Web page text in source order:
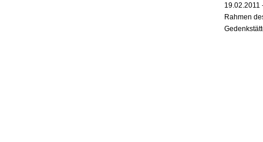
19.02.2011
Rahmen